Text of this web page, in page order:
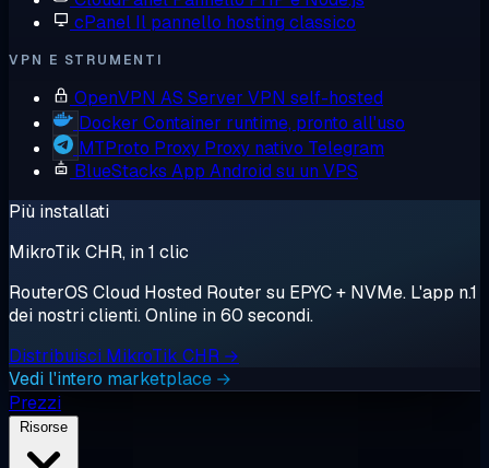
cPanel Il pannello hosting classico
VPN E STRUMENTI
OpenVPN AS Server VPN self-hosted
Docker Container runtime, pronto all'uso
MTProto Proxy Proxy nativo Telegram
BlueStacks App Android su un VPS
Più installati
MikroTik CHR, in 1 clic
RouterOS Cloud Hosted Router su EPYC + NVMe. L'app n.1
dei nostri clienti. Online in 60 secondi.
Distribuisci MikroTik CHR →
Vedi l'intero marketplace →
Prezzi